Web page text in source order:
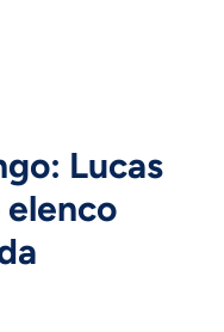
Lucas
elenco